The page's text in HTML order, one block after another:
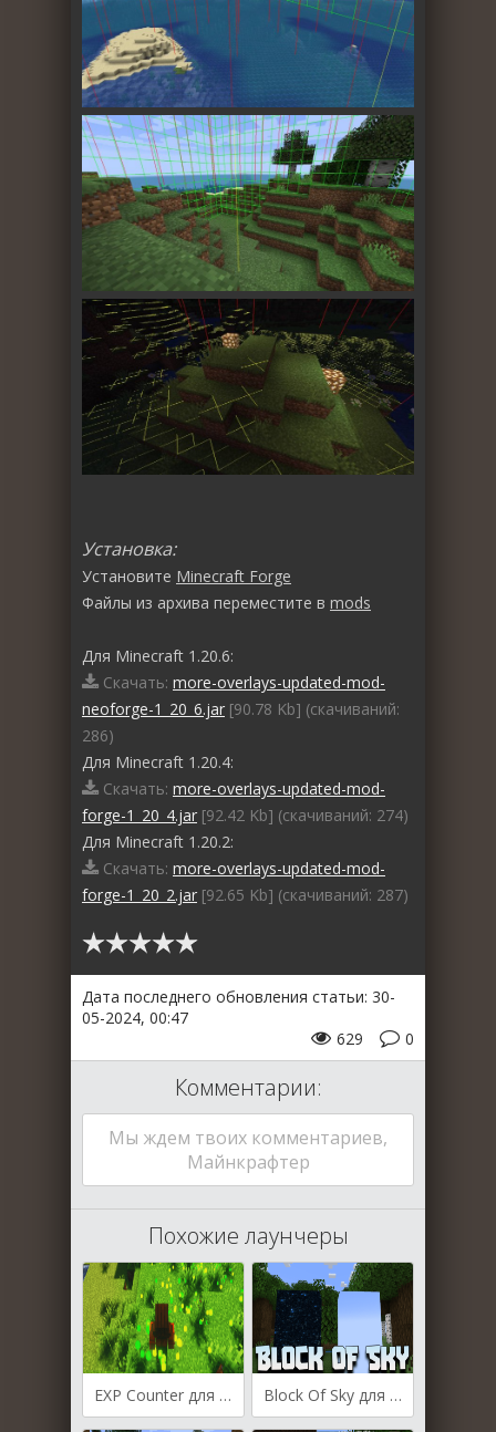
Установка:
Установите Minecraft Forge
Файлы из архива переместите в mods
Для Minecraft 1.20.6:
Скачать: more-overlays-updated-mod-
neoforge-1_20_6.jar [90.78 Kb] (cкачиваний:
286)
Для Minecraft 1.20.4:
Скачать: more-overlays-updated-mod-
forge-1_20_4.jar [92.42 Kb] (cкачиваний: 274)
Для Minecraft 1.20.2:
Скачать: more-overlays-updated-mod-
forge-1_20_2.jar [92.65 Kb] (cкачиваний: 287)
Дата последнего обновления статьи: 30-
05-2024, 00:47
0
629
Комментарии:
Мы ждем твоих комментариев,
Майнкрафтер
Похожие лаунчеры
EXP Counter для Майнкрафт [1.20.4, 1.20.3, 1.20.2] Block Of Sky для Майнкрафт [1.20.1, 1.19.2]